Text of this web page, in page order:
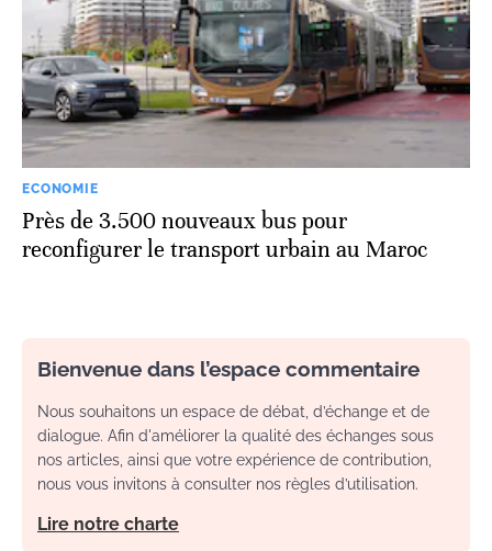
ECONOMIE
Près de 3.500 nouveaux bus pour
reconfigurer le transport urbain au Maroc
Bienvenue dans l’espace commentaire
Nous souhaitons un espace de débat, d’échange et de
dialogue. Afin d'améliorer la qualité des échanges sous
nos articles, ainsi que votre expérience de contribution,
nous vous invitons à consulter nos règles d’utilisation.
Lire notre charte